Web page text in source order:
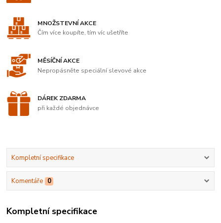
MNOŽSTEVNÍ AKCE
Čím více koupíte, tím víc ušetříte
MĚSÍČNÍ AKCE
Nepropásněte speciální slevové akce
DÁREK ZDARMA
při každé objednávce
Kompletní specifikace
Komentáře 0
Kompletní specifikace